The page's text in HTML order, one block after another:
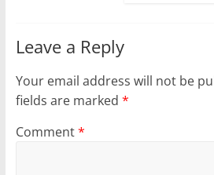
Leave a Reply
Your email address will not be
fields are marked *
Comment*